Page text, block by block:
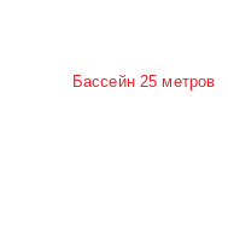
Бассейн 25 метров